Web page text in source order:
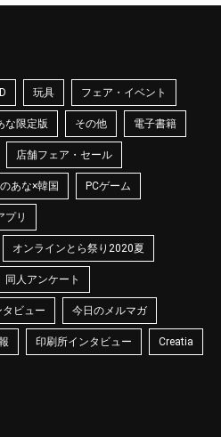
玩具 フェア・イベント
な限定版 その他 電子書籍
店舗フェア・セール
あな×韓国 PCゲーム
プリ
オンラインとら祭り2020夏
同人アンケート
ビュー 今日のメルマガ
印刷所インタビュー Creatia